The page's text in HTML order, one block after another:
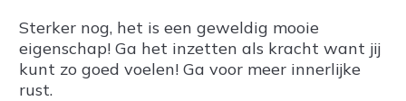
Sterker nog, het is een geweldig mooie
eigenschap! Ga het inzetten als kracht want jij
kunt zo goed voelen! Ga voor meer innerlijke
rust.